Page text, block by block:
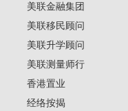
美联金融集团
美联移民顾问
美联升学顾问
美联测量师行
香港置业
经络按揭